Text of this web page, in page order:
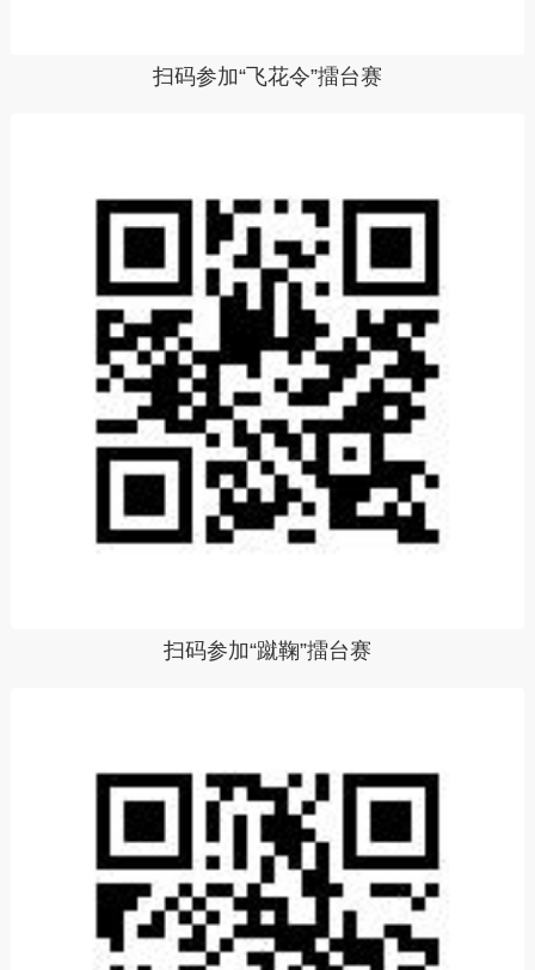
扫码参加“飞花令”擂台赛
扫码参加“蹴鞠”擂台赛